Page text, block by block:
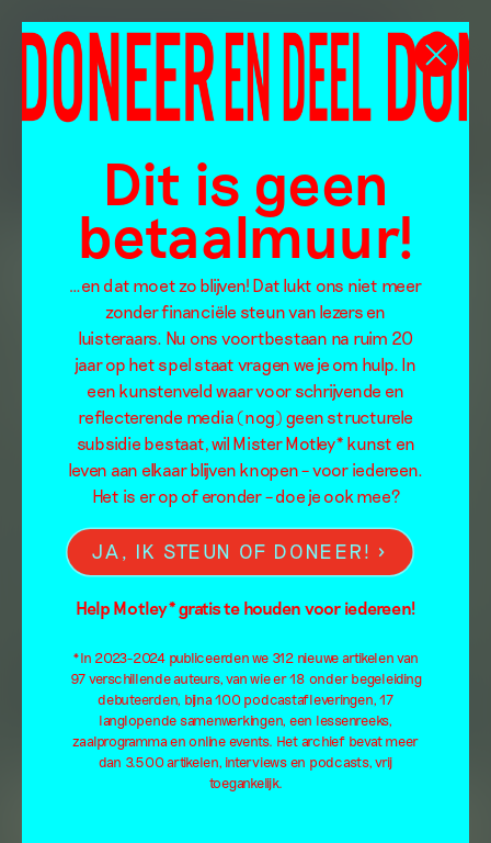
Dit is geen
betaalmuur!
…en dat moet zo blijven! Dat lukt ons niet meer
zonder financiële steun van lezers en
luisteraars. Nu ons voortbestaan na ruim 20
jaar op het spel staat vragen we je om hulp. In
een kunstenveld waar voor schrijvende en
reflecterende media (nog) geen structurele
subsidie bestaat, wil Mister Motley* kunst en
leven aan elkaar blijven knopen – voor iedereen.
Het is er op of eronder – doe je ook mee?
JA, IK STEUN OF DONEER!
Help Motley* gratis te houden voor iedereen!
*In 2023-2024 publiceerden we 312 nieuwe artikelen van
97 verschillende auteurs, van wie er 18 onder begeleiding
debuteerden, bijna 100 podcastafleveringen, 17
langlopende samenwerkingen, een lessenreeks,
zaalprogramma en online events. Het archief bevat meer
dan 3.500 artikelen, interviews en podcasts, vrij
toegankelijk.